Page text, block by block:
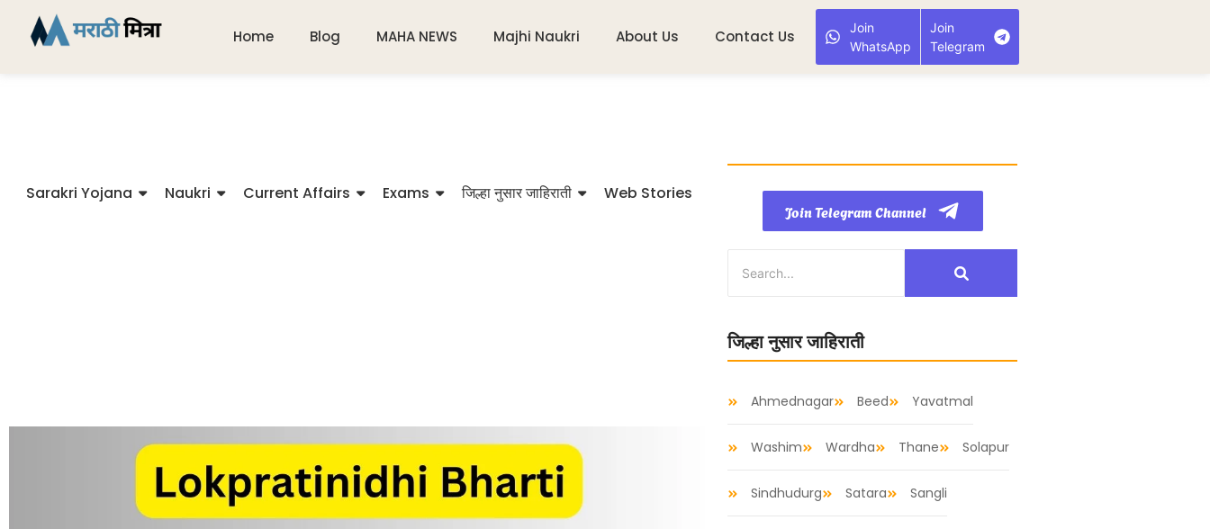
Home Blog MAHA NEWS Majhi Naukri About Us Contact Us
Join
WhatsApp
Join
Telegram
Sarakri Yojana Naukri Current Affairs Exams जिल्हा नुसार जाहिराती Web Stories
Join Telegram Channel
जिल्हा नुसार जाहिराती
Ahmednagar Beed Yavatmal
Washim Wardha Thane Solapur
Sindhudurg Satara Sangli